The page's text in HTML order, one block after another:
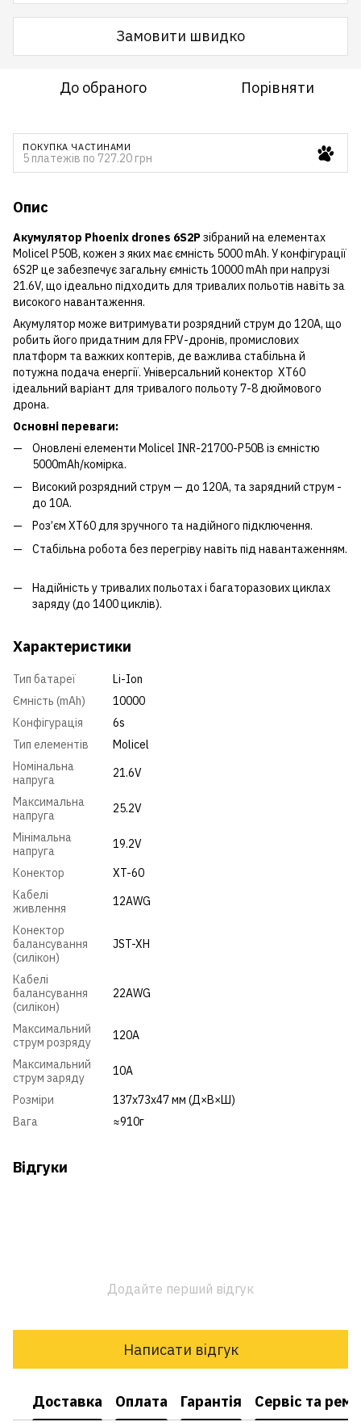
Замовити швидко
До обраного Порівняти
ПОКУПКА ЧАСТИНАМИ
5 платежів по 727.20 грн
Опис
Акумулятор Phoenix drones 6S2Pзібраний на елементах
Molicel P50B, кожен з яких має ємність 5000 mAh. У конфігурації
6S2P це забезпечує загальну ємність 10000 mAh при напрузі
21.6V, що ідеально підходить для тривалих польотів навіть за
високого навантаження.
Акумулятор може витримувати розрядний струм до 120A, що
робить його придатним для FPV-дронів, промислових
платформ та важких коптерів, де важлива стабільна й
потужна подача енергії. Універсальний конектор XT60
ідеальний варіант для тривалого польоту 7-8 дюймового
дрона.
Основні переваги:
Оновлені елементи Molicel INR-21700-P50B із ємністю
5000mAh/комірка.
Високий розрядний струм — до 120A, та зарядний струм -
до 10А.
Роз’єм XT60 для зручного та надійного підключення.
Стабільна робота без перегріву навіть під навантаженням.
Надійність у тривалих польотах і багаторазових циклах
заряду (до 1400 циклів).
Характеристики
Тип батареї
Li-Ion
Ємність (mAh)
10000
Конфігурація
6s
Тип елементів
Molicel
Номінальна
напруга
21.6V
Максимальна
напруга
25.2V
Мінімальна
напруга
19.2V
Конектор
XT-60
Кабелі
живлення
12AWG
Конектор
балансування
(силікон)
JST-XH
Кабелі
балансування
(силікон)
22AWG
Максимальний
струм розряду
120A
Максимальний
струм заряду
10А
Розміри
137x73x47 мм (Д×В×Ш)
Вага
≈910г
Відгуки
Додайте перший відгук
Написати відгук
Доставка Оплата Гарантія Сервіс та